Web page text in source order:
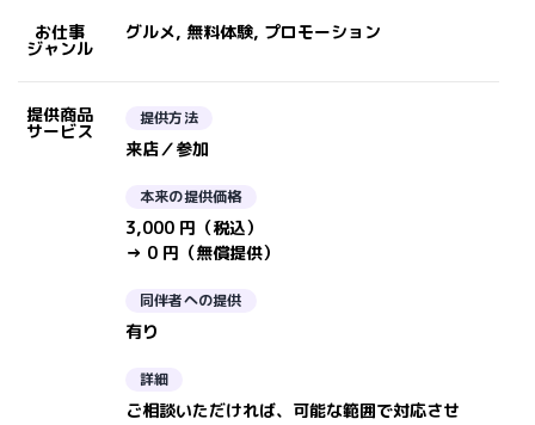
お仕事
ジャンル
グルメ, 無料体験, プロモーション
提供商品
サービス
提供方法
来店／参加
本来の提供価格
3,000 円（税込）
→ 0 円（無償提供）
同伴者への提供
有り
詳細
ご相談いただければ、可能な範囲で対応させ